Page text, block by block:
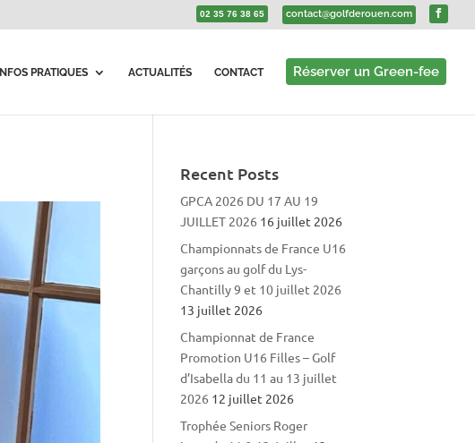
02 35 76 38 65 contact@golfderouen.com
INFOS PRATIQUES ACTUALITÉS CONTACT Réserver un Green-fee
Recent Posts
GPCA 2026 DU 17 AU 19
JUILLET 2026 16 juillet 2026
Championnats de France U16
garçons au golf du Lys-
Chantilly 9 et 10 juillet 2026
13 juillet 2026
Championnat de France
Promotion U16 Filles – Golf
d’Isabella du 11 au 13 juillet
2026 12 juillet 2026
Trophée Seniors Roger